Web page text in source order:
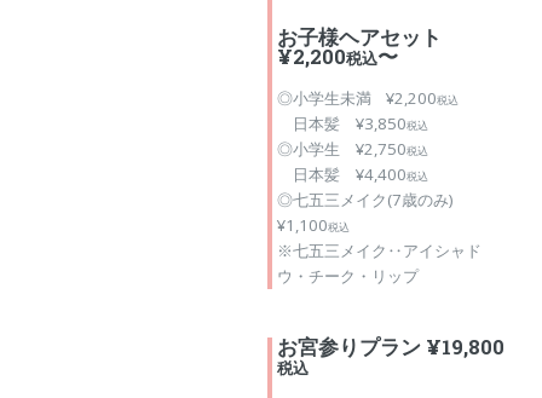
お子様ヘアセット
¥2,200税込〜
◎小学生未満 ¥2,200税込
日本髪 ¥3,850税込
◎小学生 ¥2,750税込
日本髪 ¥4,400税込
◎七五三メイク(7歳のみ)
¥1,100税込
※七五三メイク‥アイシャド
ウ・チーク・リップ
お宮参りプラン ¥19,800
税込